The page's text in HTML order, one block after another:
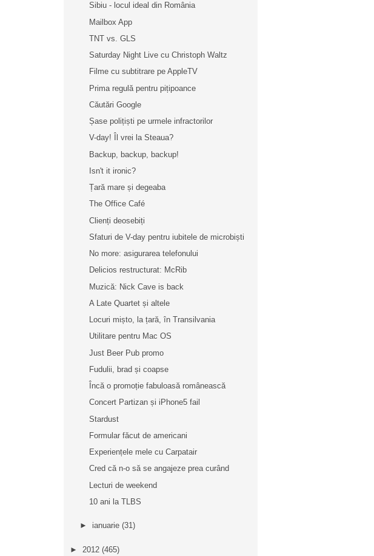
Sibiu - locul ideal din România
Mailbox App
TNT vs. GLS
Saturday Night Live cu Christoph Waltz
Filme cu subtitrare pe AppleTV
Prima regulă pentru pițipoance
Căutări Google
Șase polițiști pe urmele infractorilor
V-day! Îl vrei la Steaua?
Backup, backup, backup!
Isn't it ironic?
Țară mare și degeaba
The Office Café
Clienți deosebiți
Sfaturi de V-day pentru iubitele de microbiști
No more: asigurarea telefonului
Delicios restructurat: McRib
Muzică: Nick Cave is back
A Late Quartet și altele
Locuri mișto, la țară, în Transilvania
Utilitare pentru Mac OS
Just Beer Pub promo
Fudulii, brad și coapse
Încă o promoție fabuloasă românească
Concert Partizan și iPhone5 fail
Stardust
Formular făcut de americani
Experiențele mele cu Carpatair
Cred că n-o să se angajeze prea curând
Lecturi de weekend
10 ani la TLBS
► ianuarie (31)
► 2012 (465)